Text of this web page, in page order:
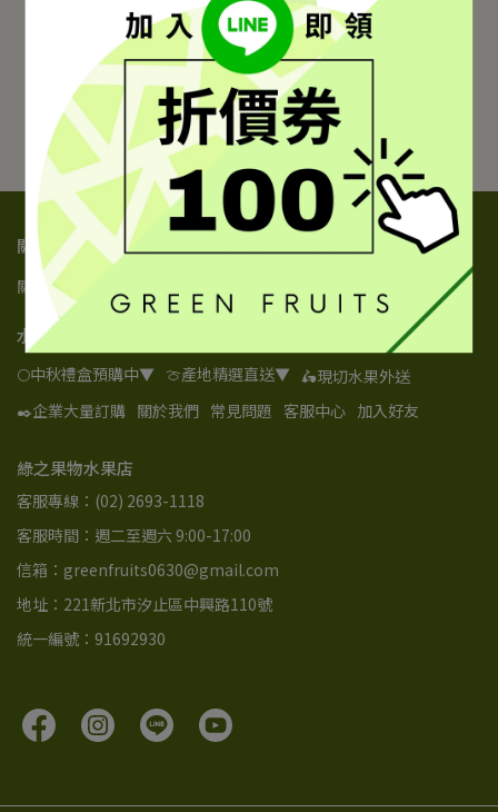
11-16粒 | 多規格可選 | 免運
愛文芒果｜台灣在欉紅・
產地直送・果香濃郁・夏
季限定多規格｜免運
NT$1,299NT$2,999
加入購物車
紐西蘭黃金奇異果禮盒｜巨
無霸18A
紐西蘭黃金奇異果禮盒｜
冷藏配送・香甜滑順・日
常營養補充
NT$899 NT$1,899
加入購物車
關於我們
關於我們
水果目錄
🌕中秋禮盒預購中▼ 🍈產地精選直送▼ 🛵現切水果外送
✒️企業大量訂購 關於我們 常見問題 客服中心 加入好友
綠之果物水果店
客服專線：(02) 2693-1118
客服時間：週二至週六 9:00-17:00
信箱：greenfruits0630@gmail.com
地址：221新北市汐止區中興路110號
統一編號：91692930